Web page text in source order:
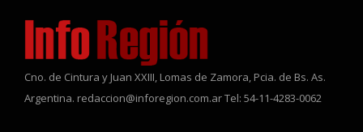
Cno. de Cintura y Juan XXIII, Lomas de Zamora, Pcia. de Bs. As.
Argentina. redaccion@inforegion.com.ar Tel: 54-11-4283-0062